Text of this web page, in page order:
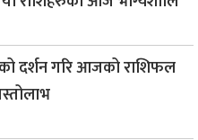
दर्शन गरि आजको राशिफल